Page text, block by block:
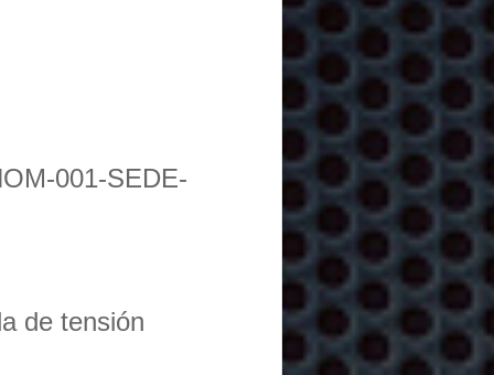
001-SEDE-
de tensión